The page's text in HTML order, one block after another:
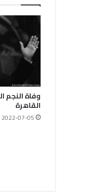
وفاة النجم
القاهرة
2022-07-05